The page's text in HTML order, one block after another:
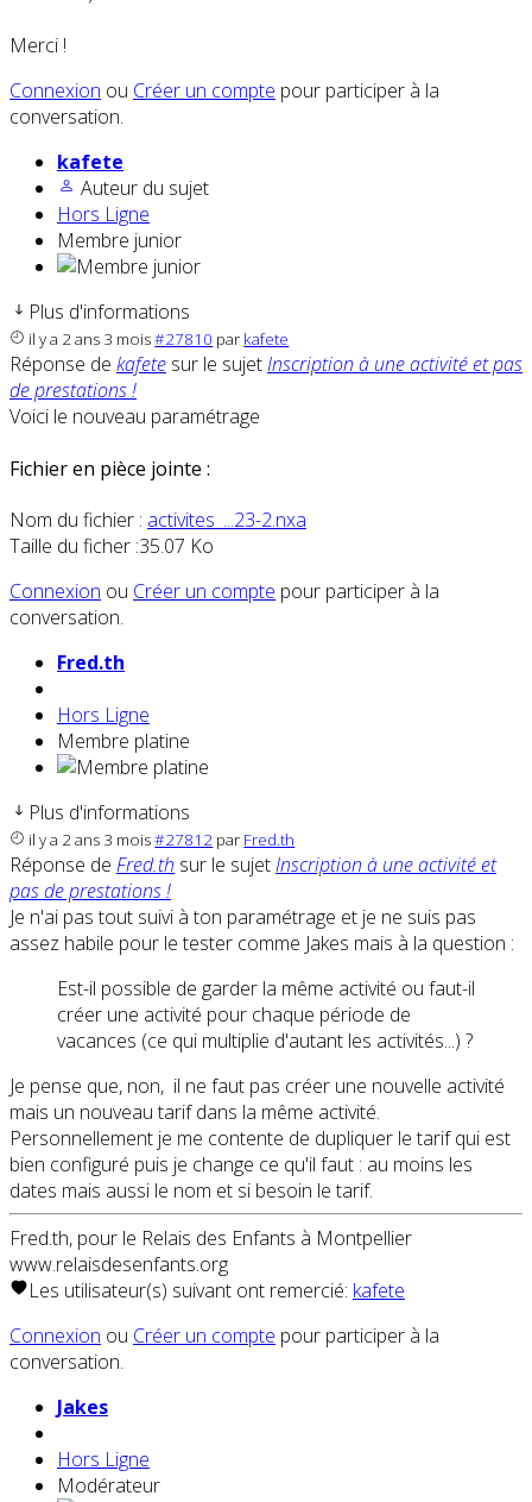
Merci !
Connexion ou Créer un compte pour participer à la
conversation.
kafete
Auteur du sujet
Hors Ligne
Membre junior
Plus d'informations
il y a 2 ans 3 mois#27810 par kafete
Réponse de kafete sur le sujetInscription à une activité et pas
de prestations !
Voici le nouveau paramétrage
Fichier en pièce jointe :
Nom du fichier : activites_...23-2.nxa
Taille du ficher :35.07 Ko
Connexion ou Créer un compte pour participer à la
conversation.
Fred.th
Hors Ligne
Membre platine
Plus d'informations
il y a 2 ans 3 mois#27812 par Fred.th
Réponse de Fred.th sur le sujetInscription à une activité et
pas de prestations !
Je n'ai pas tout suivi à ton paramétrage et je ne suis pas
assez habile pour le tester comme Jakes mais à la question :
Est-il possible de garder la même activité ou faut-il
créer une activité pour chaque période de
vacances (ce qui multiplie d'autant les activités...) ?
Je pense que, non, il ne faut pas créer une nouvelle activité
mais un nouveau tarif dans la même activité.
Personnellement je me contente de dupliquer le tarif qui est
bien configuré puis je change ce qu'il faut : au moins les
dates mais aussi le nom et si besoin le tarif.
Fred.th, pour le Relais des Enfants à Montpellier
www.relaisdesenfants.org
Les utilisateur(s) suivant ont remercié: kafete
Connexion ou Créer un compte pour participer à la
conversation.
Jakes
Hors Ligne
Modérateur